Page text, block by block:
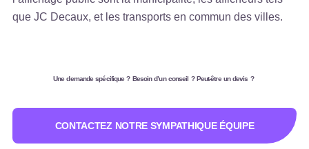
que JC Decaux, et les transports en commun des villes.
Une demande spécifique ? Besoin d’un conseil ? Peut-être un devis ?
CONTACTEZ NOTRE SYMPATHIQUE ÉQUIPE